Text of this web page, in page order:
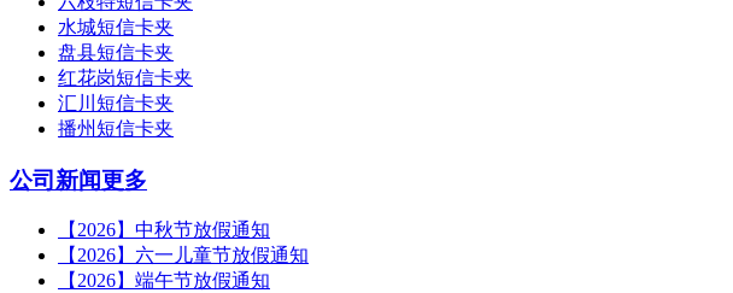
水城短信卡夹
盘县短信卡夹
红花岗短信卡夹
汇川短信卡夹
播州短信卡夹
公司新闻更多
【2026】中秋节放假通知
【2026】六一儿童节放假通知
【2026】端午节放假通知